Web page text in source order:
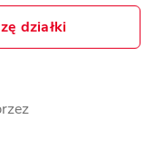
działki